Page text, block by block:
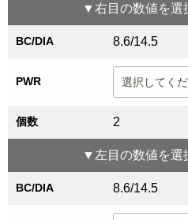
▼右目 の数値を選
BC/DIA 8.6/14.5
PWR
個数 2
▼ 左目 の数値を選
BC/DIA 8.6/14.5